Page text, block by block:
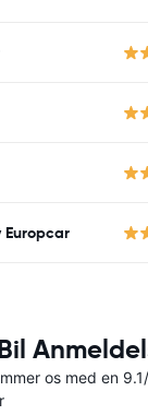
Europcar
os med en